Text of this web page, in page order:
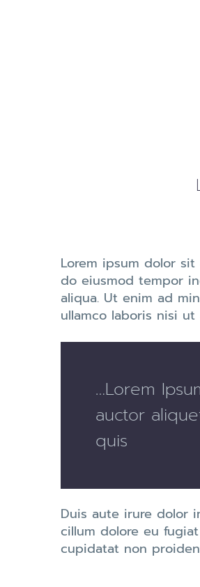
Lorem ipsum dolor
do eiusmod tempor
aliqua. Ut enim ad
ullamco laboris nisi
…Lorem
auctor
quis
Duis aute irure dolor
cillum dolore eu
cupidatat non